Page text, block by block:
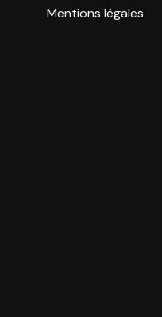
Mentions légales